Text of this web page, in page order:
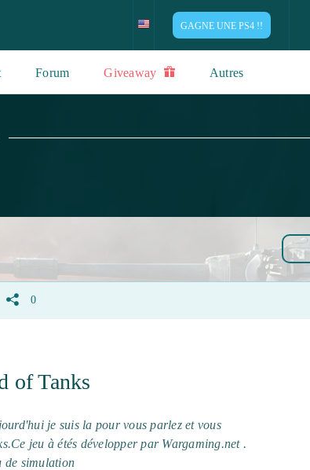
GAGNE UNE PS4 !!
Forum Giveaway Autres
0
of Tanks
je suis la pour vous parlez et vous
jeu à étés développer par Wargaming.net .
de simulation